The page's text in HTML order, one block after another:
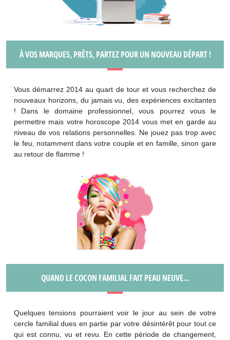
À VOS MARQUES, PRÊTS, PARTEZ POUR UN NOUVEAU DÉPART !
Vous démarrez 2014 au quart de tour et vous recherchez de
nouveaux horizons, du jamais vu, des expériences excitantes
! Dans le domaine professionnel, vous pourrez vous le
permettre mais votre horoscope 2014 vous met en garde au
niveau de vos relations personnelles. Ne jouez pas trop avec
le feu, notamment dans votre couple et en famille, sinon gare
au retour de flamme !
QUAND LE COCON FAMILIAL FAIT PEAU NEUVE…
Quelques tensions pourraient voir le jour au sein de votre
cercle familial dues en partie par votre désintérêt pour tout ce
qui est connu, vu et revu. En cette période de changement,